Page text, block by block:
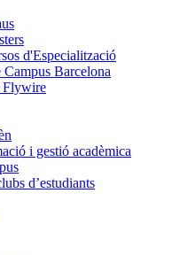
d'Especialització
Barcelona
Flywire
i gestió acadèmica
d’estudiants